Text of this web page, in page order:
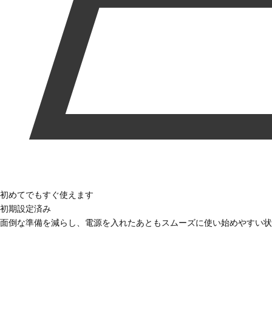
初めてでもすぐ使えます
初期設定済み
面倒な準備を減らし、電源を入れたあともスムーズに使い始めやすい